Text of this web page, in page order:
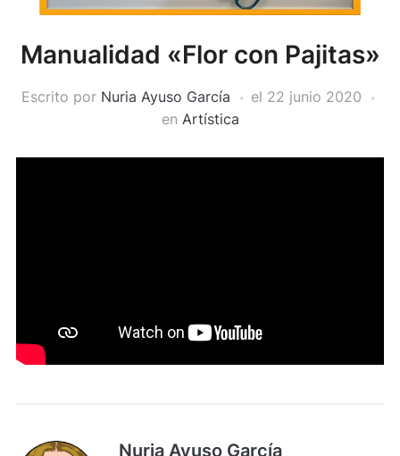
Manualidad «Flor con Pajitas»
Escrito por Nuria Ayuso García el 22 junio 2020
en Artística
Nuria Ayuso García